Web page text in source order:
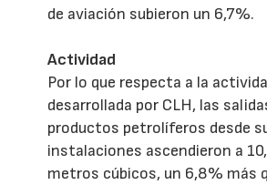
de aviación subieron un 6,7%.
Actividad
Por lo que respecta a la
desarrollada por CLH, las
productos petrolíferos desde
instalaciones ascendieron a
metros cúbicos, un 6,8% más